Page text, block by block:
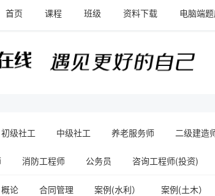
首页 课程 班级 资料下载 电脑端
初级社工 中级社工 养老服务师 二级建造
消防工程师 公务员 咨询工程师(投资)
概论 合同管理 案例(水利） 案例(土木）